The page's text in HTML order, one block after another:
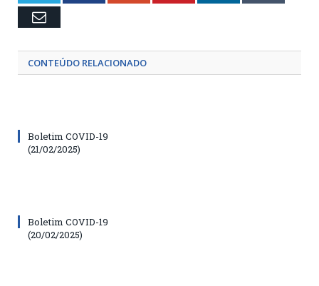
Email
CONTEÚDO RELACIONADO
Boletim COVID-19
(21/02/2025)
Boletim COVID-19
(20/02/2025)